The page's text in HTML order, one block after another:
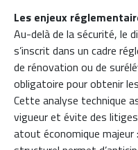
Les enjeux
Au-delà de la sécurité, le
s’inscrit dans un cadre
de rénovation ou de
obligatoire pour obtenir
Cette analyse technique
vigueur et évite des
atout économique